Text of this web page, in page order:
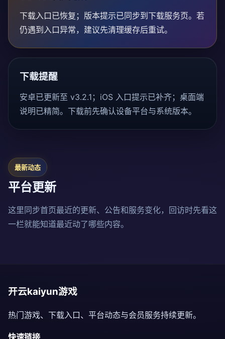
下载入口已恢复；版本提示已同步到下载服务页。若
仍遇到入口异常，建议先清理缓存后重试。
下载提醒
安卓已更新至 v3.2.1；iOS 入口提示已补齐；桌面端
说明已精简。下载前先确认设备平台与系统版本。
最新动态
平台更新
这里同步首页最近的更新、公告和服务变化，回访时先看这
一栏就能知道最近动了哪些内容。
开云kaiyun游戏
热门游戏、下载入口、平台动态与会员服务持续更新。